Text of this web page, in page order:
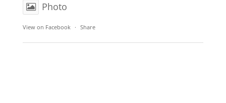
Photo
View on Facebook · Share